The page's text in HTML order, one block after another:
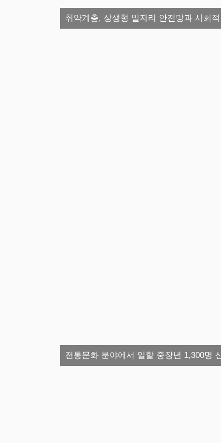
취약계층, 상생형 일자리 안전망과 사회
전통문화 분야에서 일할 중장년 1,300명